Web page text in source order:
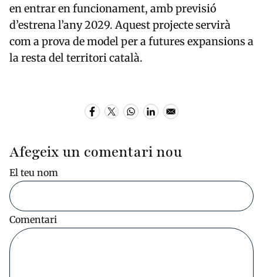
en entrar en funcionament, amb previsió
d’estrena l’any 2029. Aquest projecte servirà
com a prova de model per a futures expansions a
la resta del territori català.
Afegeix un comentari nou
El teu nom
Comentari